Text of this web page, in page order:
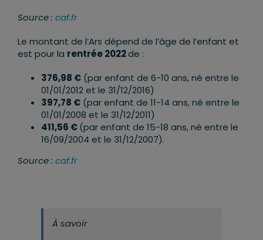
Source : caf.fr
Le montant de l’Ars dépend de l’âge de l’enfant et
est pour la rentrée 2022de :
376,98 € (par enfant de 6-10 ans, né entre le
01/01/2012 et le 31/12/2016)
397,78 € (par enfant de 11-14 ans, né entre le
01/01/2008 et le 31/12/2011)
411,56 €(par enfant de 15-18 ans, né entre le
16/09/2004 et le 31/12/2007).
Source : caf.fr
À savoir